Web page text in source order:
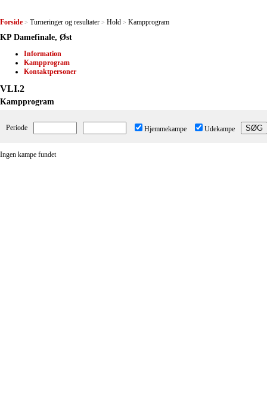
Forside > Turneringer og resultater > Hold > Kampprogram
KP Damefinale, Øst
Information
Kampprogram
Kontaktpersoner
VLI.2
Kampprogram
Periode Hjemmekampe Udekampe
Ingen kampe fundet